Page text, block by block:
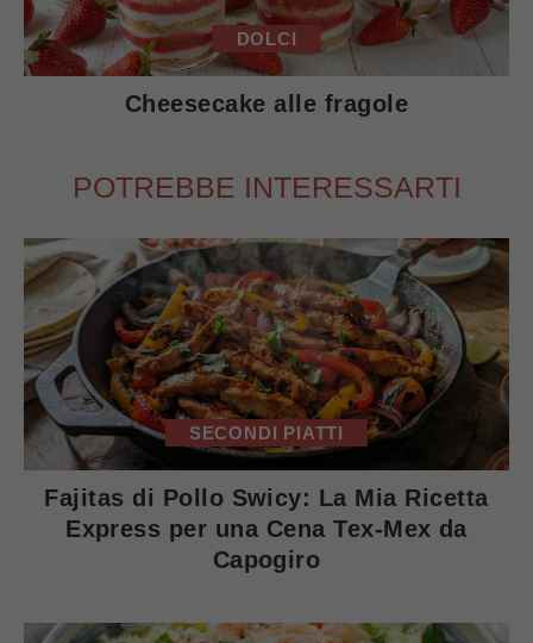
DOLCI
Cheesecake alle fragole
POTREBBE INTERESSARTI
SECONDI PIATTI
Fajitas di Pollo Swicy: La Mia Ricetta
Express per una Cena Tex-Mex da
Capogiro